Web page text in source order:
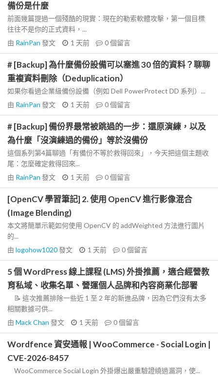
備份是什麼
前面幾篇提過一個殘酷的現實：現在的勒索軟體攻擊，第一個目標
往往不是你的正式資料，...
由 RainPan 發文 1 天前 0個留言
# [Backup] 為什麼備份設備可以塞進 30 倍的資料？聊聊
重複資料刪除（Deduplication）
如果你看過企業級備份設備（例如 Dell PowerProtect DD 系列）...
由 RainPan 發文 1 天前 0個留言
# [Backup] 備份界最常被跳過的一步：還原演練，以及
為什麼「沒演練過的備份」等於沒備份
這個系列第4篇聊過「有備份不等於救得回來」，今天把這個主題收
尾：怎麼確定救得回來...
由 RainPan 發文 1 天前 0個留言
[OpenCV 學習筆記] 2. 使用 OpenCV 進行影像混合
(Image Blending)
本文將簡單示範如何使用 OpenCV 的 addWeighted 方法進行圖片
的...
由 logohow1020發文 1 天前 0個留言
5 個 WordPress 線上課程 (LMS) 外掛推薦，適合經營教
育私域、收集名單、營運個人品牌和內容商業化部署
📝 這次推薦排除一些近 1 至 2 年的新進品牌，因為它們沒有太多
相關數據可供...
由 Mack Chan 發文 1 天前 0個留言
Wordfence 資安通報 | WooCommerce - Social Login |
CVE-2026-8457
WooCommerce Social Login 外掛爆出嚴重驗證繞過漏洞，使...